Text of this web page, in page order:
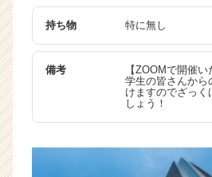
持ち物 特に無し
備考
【ZOOMで開催い
学生の皆さんから
けますのでざっく
しょう！